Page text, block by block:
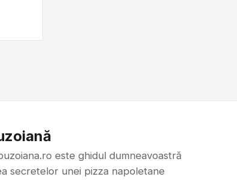
este ghidul dumneavoastră
secretelor unei pizza napoletane